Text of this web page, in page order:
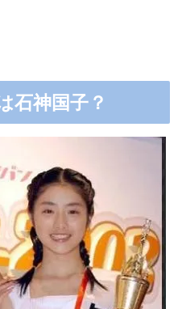
石神国子？